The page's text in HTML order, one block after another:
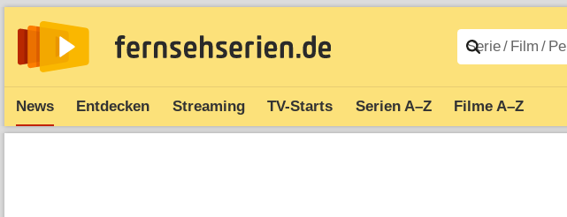
News Entdecken Streaming TV-Starts Serien A–Z Filme A–Z